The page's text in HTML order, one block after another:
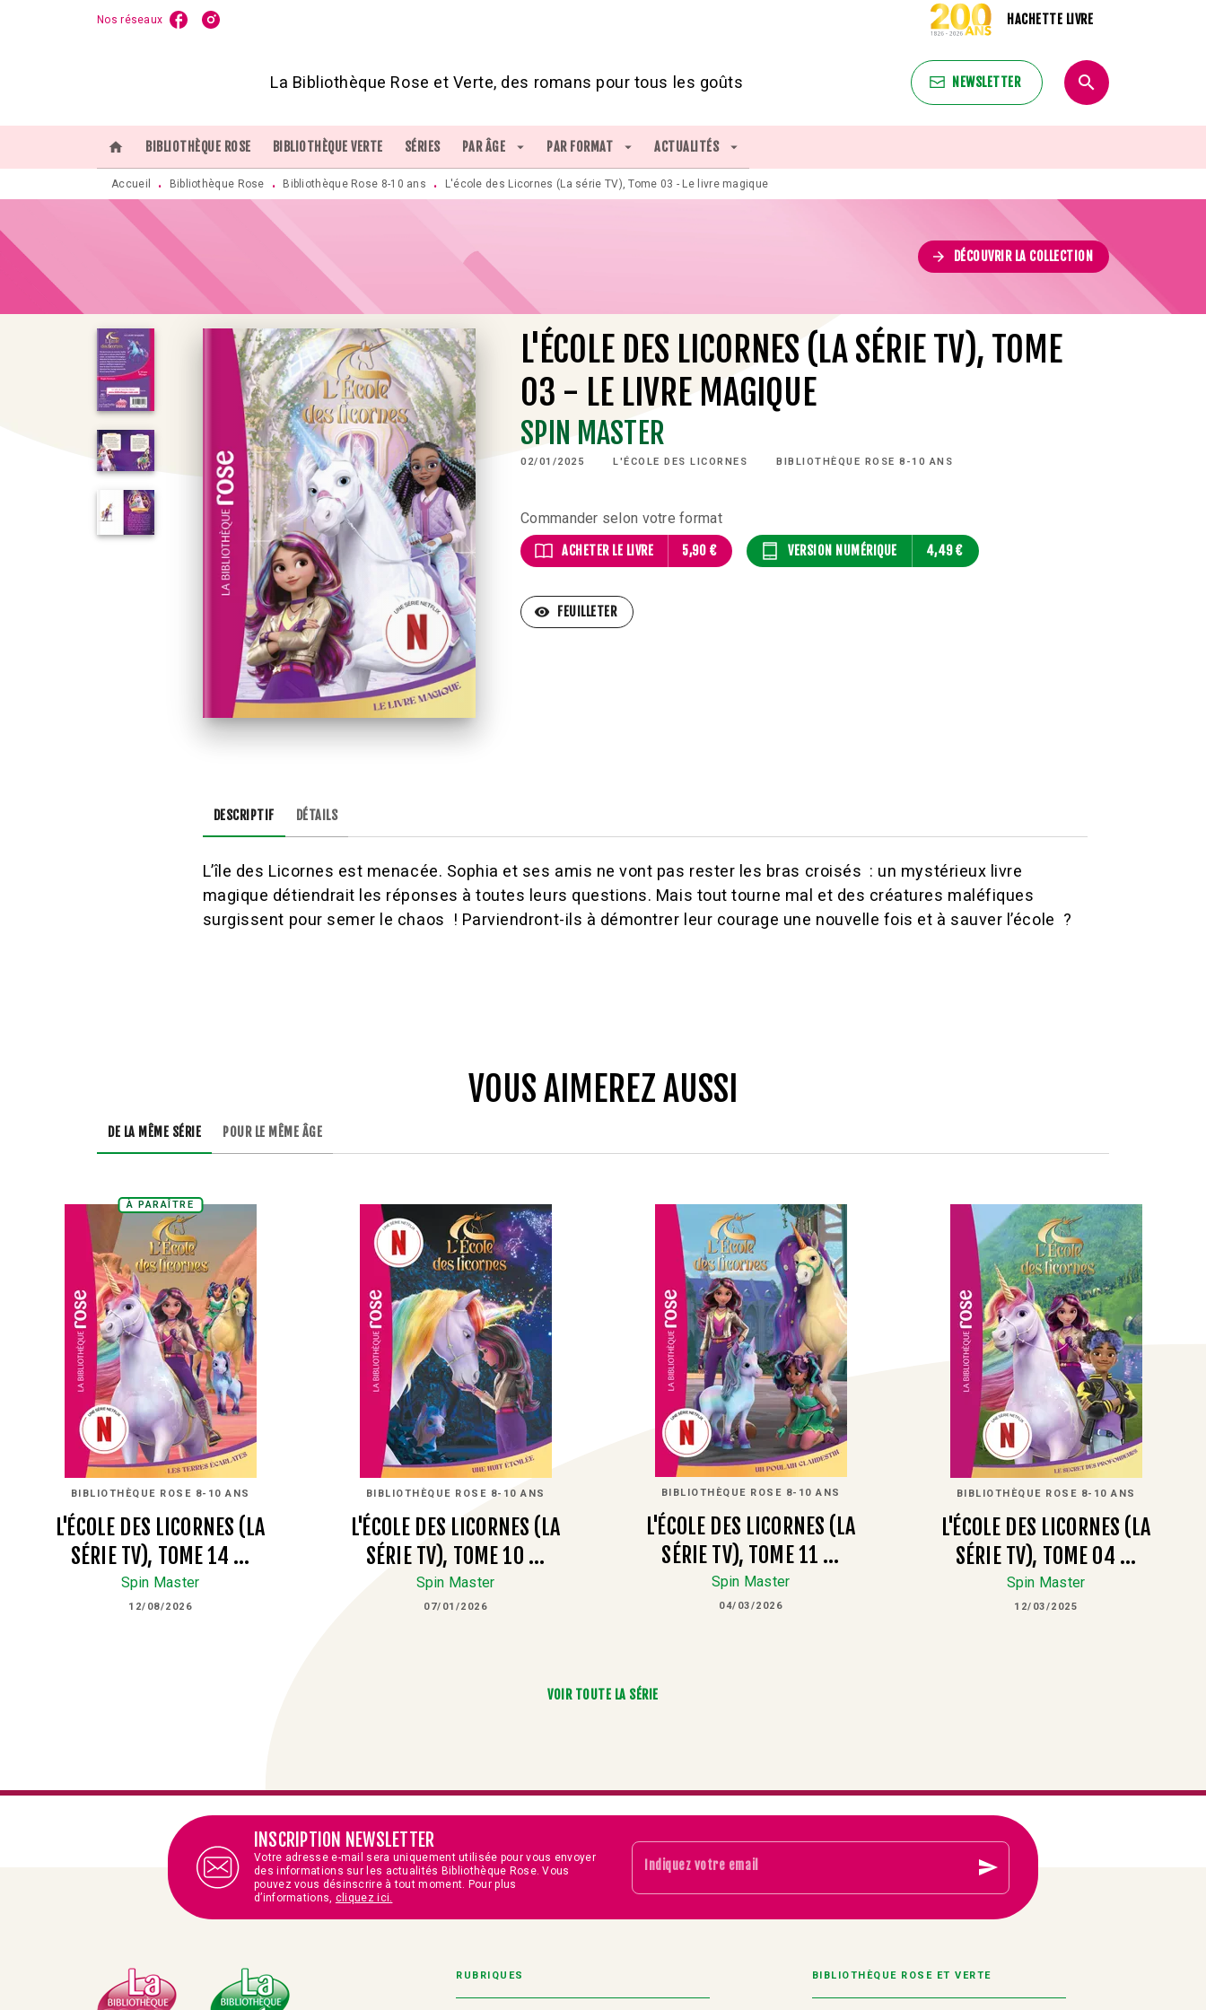
RECHERCHE
Nos réseaux HACHETTE LIVRE
La Bibliothèque Rose et Verte, des romans pour tous les goûts NEWSLETTER search
home BIBLIOTHÈQUE ROSE BIBLIOTHÈQUE VERTE SÉRIES PAR ÂGE arrow_drop_down PAR FORMAT arrow_drop_down ACTUALITÉS arrow_drop_down
search
Accueil • Bibliothèque Rose • Bibliothèque Rose 8-10 ans • L'école des Licornes (La série TV), Tome 03 - Le livre magique
arrow_forward DÉCOUVRIR LA COLLECTION
L'ÉCOLE DES LICORNES (LA SÉRIE TV), TOME
03 - LE LIVRE MAGIQUE
SPIN MASTER
02/01/2025 L'ÉCOLE DES LICORNES BIBLIOTHÈQUE ROSE 8-10 ANS
Commander selon votre format
ACHETER LE LIVRE 5,90 € VERSION NUMÉRIQUE 4,49 €
visibility FEUILLETER
DESCRIPTIF DÉTAILS
L’île des Licornes est menacée. Sophia et ses amis ne vont pas rester les bras croisés : un mystérieux livre
magique détiendrait les réponses à toutes leurs questions. Mais tout tourne mal et des créatures maléfiques
surgissent pour semer le chaos ! Parviendront-ils à démontrer leur courage une nouvelle fois et à sauver l’école ?
VOUS AIMEREZ AUSSI
DE LA MÊME SÉRIE POUR LE MÊME ÂGE
À PARAÎTRE
BIBLIOTHÈQUE ROSE 8-10 ANS
L'ÉCOLE DES LICORNES (LA
SÉRIE TV), TOME 14 …
Spin Master
12/08/2026
BIBLIOTHÈQUE ROSE 8-10 ANS
L'ÉCOLE DES LICORNES (LA
SÉRIE TV), TOME 10 …
Spin Master
07/01/2026
BIBLIOTHÈQUE ROSE 8-10 ANS
L'ÉCOLE DES LICORNES (LA
SÉRIE TV), TOME 11 …
Spin Master
04/03/2026
BIBLIOTHÈQUE ROSE 8-10 ANS
L'ÉCOLE DES LICORNES (LA
SÉRIE TV), TOME 04 …
Spin Master
12/03/2025
VOIR TOUTE LA SÉRIE
INSCRIPTION NEWSLETTER
Votre adresse e-mail sera uniquement utilisée pour vous envoyer
des informations sur les actualités Bibliothèque Rose. Vous
pouvez vous désinscrire à tout moment. Pour plus
d’informations, cliquez ici.
Indiquez votre email send
RUBRIQUES BIBLIOTHÈQUE ROSE ET VERTE